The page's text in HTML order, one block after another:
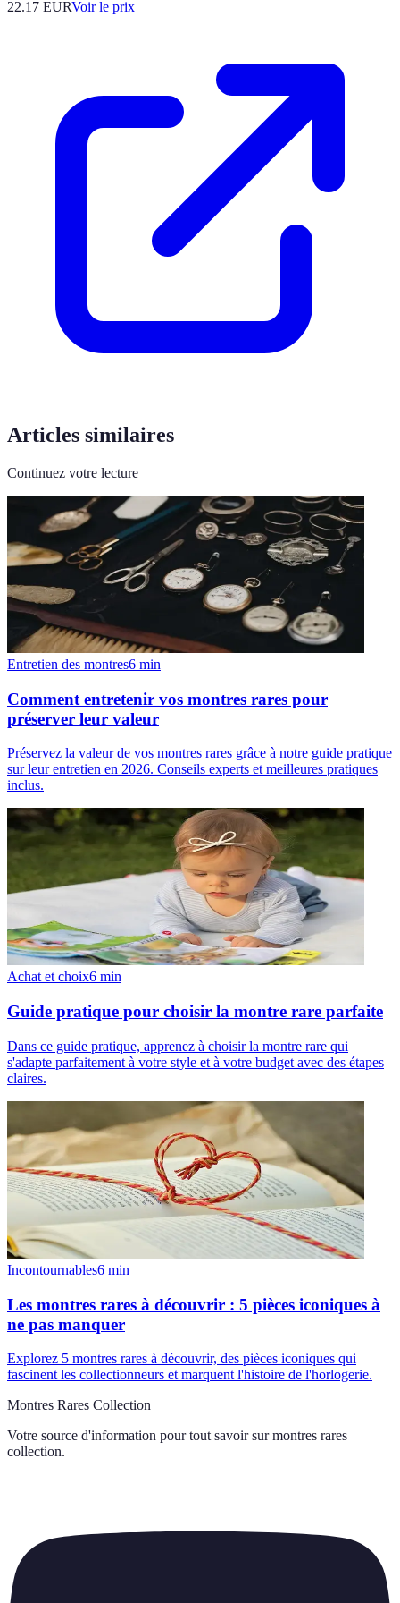
22.17 EURVoir le prix
Articles similaires
Continuez votre lecture
Entretien des montres6 min
Comment entretenir vos montres rares pour
préserver leur valeur
Préservez la valeur de vos montres rares grâce à notre guide pratique
sur leur entretien en 2026. Conseils experts et meilleures pratiques
inclus.
Achat et choix6 min
Guide pratique pour choisir la montre rare parfaite
Dans ce guide pratique, apprenez à choisir la montre rare qui
s'adapte parfaitement à votre style et à votre budget avec des étapes
claires.
Incontournables6 min
Les montres rares à découvrir : 5 pièces iconiques à
ne pas manquer
Explorez 5 montres rares à découvrir, des pièces iconiques qui
fascinent les collectionneurs et marquent l'histoire de l'horlogerie.
Montres Rares Collection
Votre source d'information pour tout savoir sur montres rares
collection.